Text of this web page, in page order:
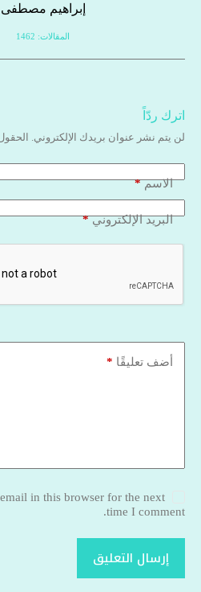
إبراهيم مصطفى
المقالات: 1462
اترك ردّاً
لن يتم نشر عنوان بريدك الإلكتروني.
الاسم*
البريد الإلكتروني*
أضف تعليقًا *
in this browser for the next
time I comment.
إرسال التعليق